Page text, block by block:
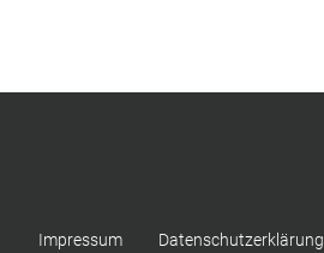
Impressum Datenschutzerklärung